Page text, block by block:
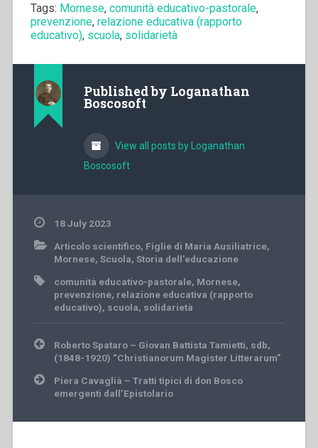
Tags: Mornese, comunità educativo-pastorale,
prevenzione, relazione educativa (rapporto
educativo), scuola, solidarietà
Published by Loganathan
Boscosoft
View all posts by Loganathan
Boscosoft
18 July 2023
Articolo scientifico, Figlie di Maria Ausiliatrice,
Mornese, Scuola, Storia dell'educazione
comunità educativo-pastorale, Mornese,
prevenzione, relazione educativa (rapporto
educativo), scuola, solidarietà
Post
navigation
Roberto Spataro – Giovan Battista Tamietti, sdb,
(1848-1920) “Christianorum Magister Litterarum”
Piera Cavaglià – Tratti tipici di don Bosco
emergenti dall’Epistolario